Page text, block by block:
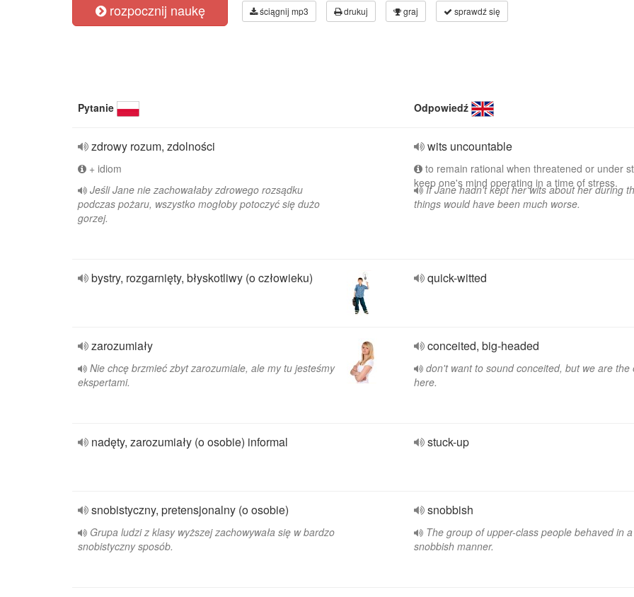
rozpocznij naukę ściągnij mp3 drukuj graj sprawdź się
Pytanie Odpowiedź
zdrowy rozum, zdolności
+ idiom
Jeśli Jane nie zachowałaby zdrowego rozsądku
podczas pożaru, wszystko mogłoby potoczyć się dużo
gorzej.
wits uncountable
to remain rational when threatened or under
keep one's mind operating in a time of stress.
If Jane hadn't kept her wits about her during
things would have been much worse.
bystry, rozgarnięty, błyskotliwy (o człowieku) quick-witted
zarozumiały
Nie chcę brzmieć zbyt zarozumiale, ale my tu jesteśmy
ekspertami.
conceited, big-headed
don't want to sound conceited, but we are the
here.
nadęty, zarozumiały (o osobie) informal stuck-up
snobistyczny, pretensjonalny (o osobie)
Grupa ludzi z klasy wyższej zachowywała się w bardzo
snobistyczny sposób.
snobbish
The group of upper-class people behaved in
snobbish manner.